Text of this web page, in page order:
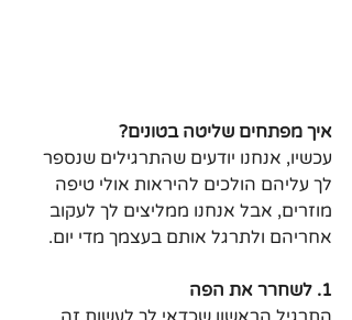
איך מפתחים שליטה בטונים?
עכשיו, אנחנו יודעים שהתרגילים שנספר
לך עליהם הולכים להיראות אולי טיפה
מוזרים, אבל אנחנו ממליצים לך לעקוב
אחריהם ולתרגל אותם בעצמך מדי יום.
1. לשחרר את הפה